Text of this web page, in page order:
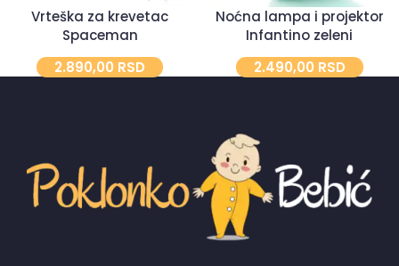
Vrteška za krevetac
Spaceman
2.890,00 RSD
Noćna lampa i projektor
Infantino zeleni
2.490,00 RSD